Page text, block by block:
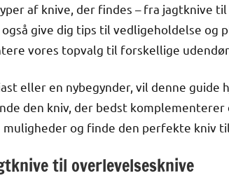
af knive, der findes – fra jagtknive
give dig tips til vedligeholdelse og
vores topvalg til forskellige
eller en nybegynder, vil denne
den kniv, der bedst komplementerer
og finde den perfekte kniv
til overlevelsesknive